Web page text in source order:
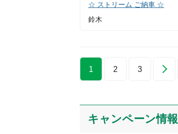
☆ ストリーム ご納車 ☆
鈴木
1 2 3
キャンペーン情報